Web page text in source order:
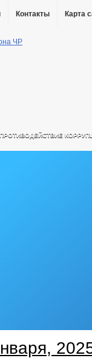
Контакты Карта
ПРОТИВОДЕЙСТВИЕ